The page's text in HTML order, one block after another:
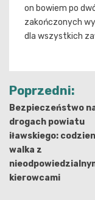
on bowiem po
zakończonych
dla wszystkich
wpisu
Poprzedni:
Bezpieczeństwo
drogach powiatu
iławskiego:
walka z
kierowcami